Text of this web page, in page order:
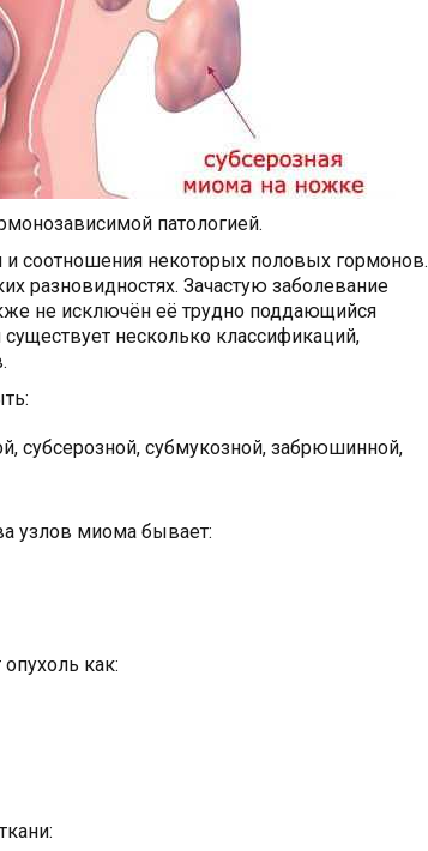
патологией.
соотношения некоторых половых гормонов.
разновидностях. Зачастую заболевание
не исключён её трудно поддающийся
несколько классификаций,
субсерозной, субмукозной, забрюшинной,
узлов миома бывает:
как: